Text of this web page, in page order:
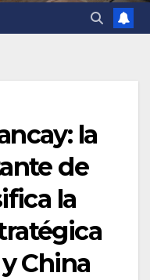
la
de
la
China